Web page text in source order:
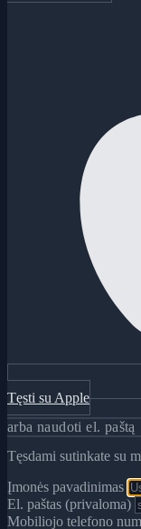
Tęsti su Apple
arba naudoti el. paštą
Tęsdami sutinkate su
Įmonės pavadinimas
El. paštas (privaloma)
Mobiliojo telefono